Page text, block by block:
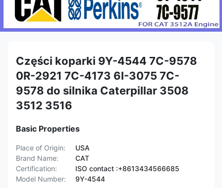
Części koparki 9Y-4544 7C-9578
0R-2921 7C-4173 6I-3075 7C-
9578 do silnika Caterpillar 3508
3512 3516
Basic Properties
Place of Origin:
USA
Brand Name:
CAT
Certification:
ISO contact :+8613434566685
Model Number:
9Y-4544